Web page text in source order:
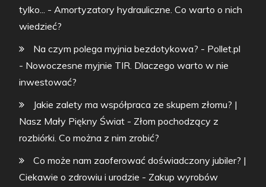
tylko... -Amortyzatory hydrauliczne. Co warto o nich
wiedzieć?
Na czym polega myjnia bezdotykowa? - Pollet.pl
- Nowoczesne myjnie TIR. Dlaczego warto w nie
inwestować?
Jakie zalety ma współpraca ze skupem złomu? |
Nasz Mały Piękny Świat - Złom pochodzący z
rozbiórki. Co można z nim zrobić?
Co może nam zaoferować doświadczony jubiler? |
Ciekawie o zdrowiu i urodzie - Zakup wyrobów